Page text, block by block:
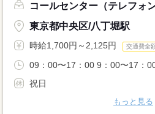
コールセンター（テレフォ
東京都中央区/八丁堀駅
時給1,700円～2,125円 交通費全
09：00〜17：00 9：00〜17：
祝日
もっと見る